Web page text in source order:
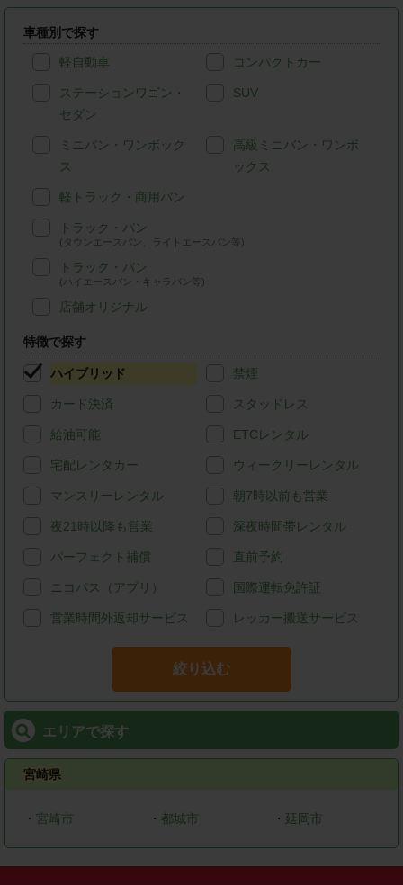
車種別で探す
軽自動車 コンパクトカー
ステーションワゴン・
セダン
SUV
ミニバン・ワンボック
ス
高級ミニバン・ワンボ
ックス
軽トラック・商用バン
トラック・バン
(タウンエースバン、ライトエースバン等)
トラック・バン
(ハイエースバン・キャラバン等)
店舗オリジナル
特徴で探す
ハイブリッド 禁煙
カード決済 スタッドレス
給油可能 ETCレンタル
宅配レンタカー ウィークリーレンタル
マンスリーレンタル 朝7時以前も営業
夜21時以降も営業 深夜時間帯レンタル
パーフェクト補償 直前予約
ニコパス（アプリ） 国際運転免許証
営業時間外返却サービス レッカー搬送サービス
絞り込む
エリアで探す
宮崎県
・ 宮崎市 ・ 都城市 ・ 延岡市